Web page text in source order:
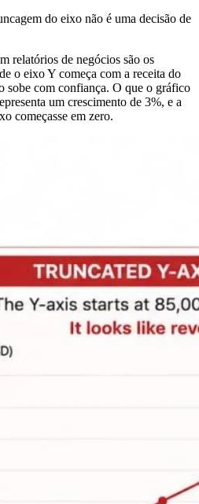
do eixo não é uma decisão de
relatórios de negócios são os
o eixo Y começa com a receita do
sobe com confiança. O que o gráfico
um crescimento de 3%, e a
começasse em zero.